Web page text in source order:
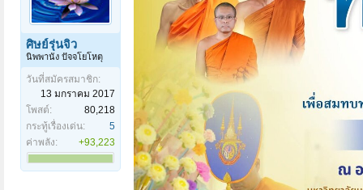
ศิษย์รุ่นจิ๋ว
นิพพานัง ปัจจโยโหตุ
วันที่สมัครสมาชิก:
13 มกราคม 2017
โพสต์:
80,218
กระทู้เรื่องเด่น:
5
ค่าพลัง:
+93,223